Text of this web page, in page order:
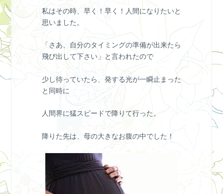
私はその時、早く！早く！人間になりたいと
思いました。
「さあ、自分のタイミングの準備が出来たら
飛び出して下さい」と言われたので
少し待っていたら、発する光が一瞬止まった
と同時に
人間界に猛スピードで降りて行った。
降りた先は、母の大きなお腹の中でした！